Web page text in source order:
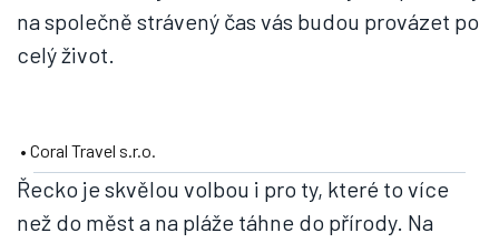
na společně strávený čas vás budou provázet po
celý život.
• Coral Travel s.r.o.
Řecko je skvělou volbou i pro ty, které to více
než do měst a na pláže táhne do přírody. Na